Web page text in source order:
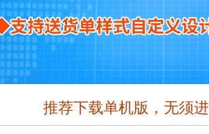
推荐下载单机版，无须